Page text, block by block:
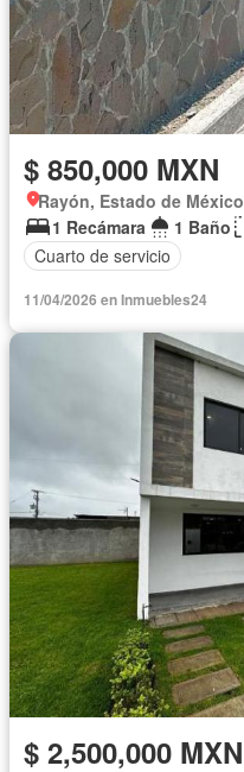
$ 850,000 MXN
Rayón, Estado de México
1 Recámara
1 Baño
Cuarto de servicio
11/04/2026 en Inmuebles24
$ 2,500,000 MXN